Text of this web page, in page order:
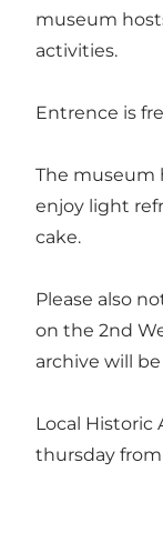
museum
activities.
Entrence is
The museum
enjoy light
cake.
Please also
on the 2nd
archive will be
Local Historic
thursday from